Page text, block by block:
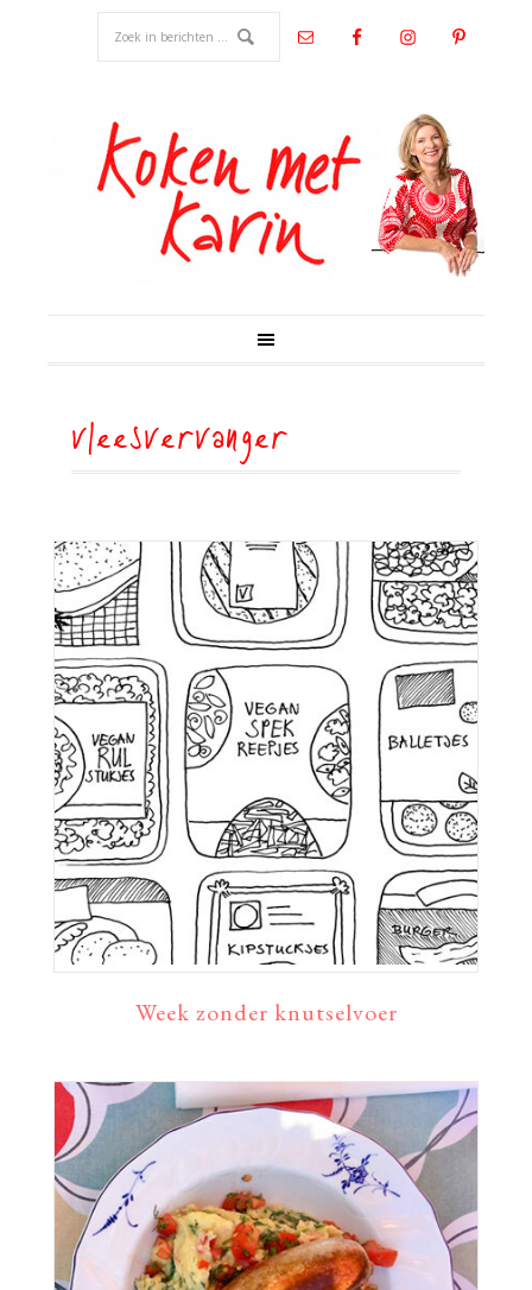
vleesvervanger
Week zonder knutselvoer